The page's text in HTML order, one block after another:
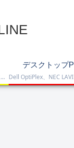
PCモニタの選び方を初心者にも分かりやすく解説。ゲーミングモニタ、4K・高画質モニタ、モバイルモニタ、仕事・普段使い向けモニタまで、用途別に比較しやすくまとめています。
デスクトップ